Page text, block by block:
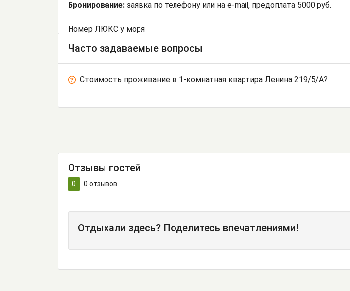
Бронирование: заявка по телефону или на e-mail, предоплата 5000 руб.
Номер ЛЮКС у моря
Часто задаваемые вопросы
Стоимость проживание в 1-комнатная квартира Ленина 219/5/А?
Отзывы гостей
0 0 отзывов
Отдыхали здесь? Поделитесь впечатлениями!